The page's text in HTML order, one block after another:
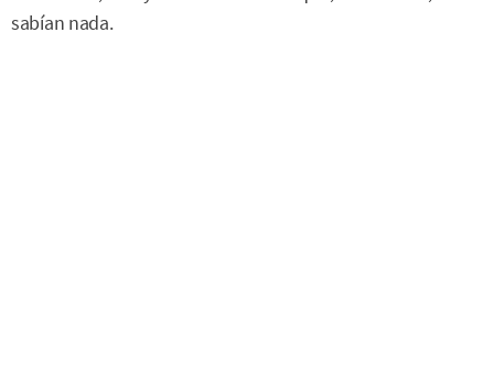
sabían nada.